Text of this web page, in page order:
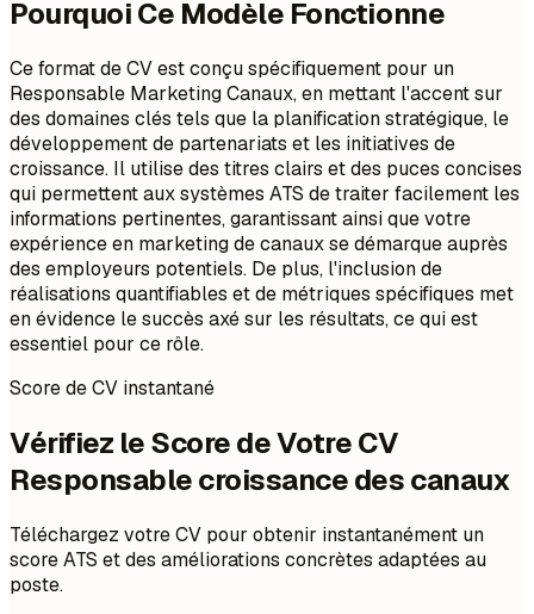
Pourquoi Ce Modèle Fonctionne
Ce format de CV est conçu spécifiquement pour un
Responsable Marketing Canaux, en mettant l'accent sur
des domaines clés tels que la planification stratégique, le
développement de partenariats et les initiatives de
croissance. Il utilise des titres clairs et des puces concises
qui permettent aux systèmes ATS de traiter facilement les
informations pertinentes, garantissant ainsi que votre
expérience en marketing de canaux se démarque auprès
des employeurs potentiels. De plus, l'inclusion de
réalisations quantifiables et de métriques spécifiques met
en évidence le succès axé sur les résultats, ce qui est
essentiel pour ce rôle.
Score de CV instantané
Vérifiez le Score de Votre CV
Responsable croissance des canaux
Téléchargez votre CV pour obtenir instantanément un
score ATS et des améliorations concrètes adaptées au
poste.